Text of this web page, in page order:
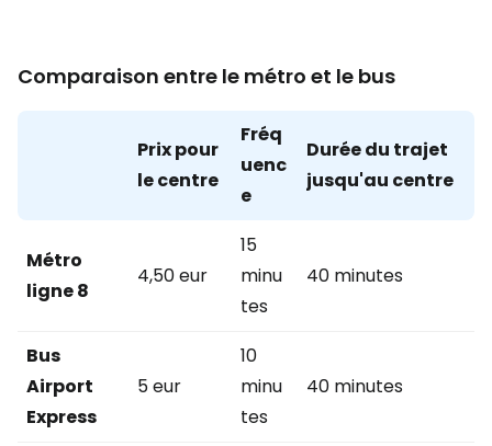
Comparaison entre le métro et le bus
Prix pour
le centre
Fréq
uenc
e
Durée du trajet
jusqu'au centre
Métro
ligne 8
4,50 eur
15
minu
tes
40 minutes
Bus
Airport
Express
5 eur
10
minu
tes
40 minutes